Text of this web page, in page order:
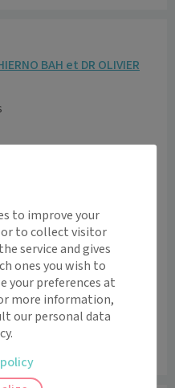
BAH et DR OLIVIER
to improve your
to collect visitor
service and gives
ones you wish to
your preferences at
more information,
our personal data